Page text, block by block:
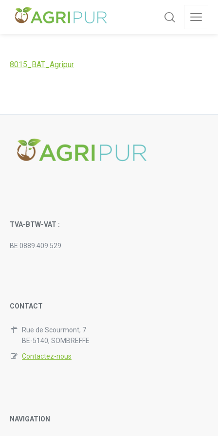
8015_BAT_Agripur
TVA-BTW-VAT :
BE 0889.409.529
CONTACT
Rue de Scourmont, 7
BE-5140, SOMBREFFE
Contactez-nous
NAVIGATION